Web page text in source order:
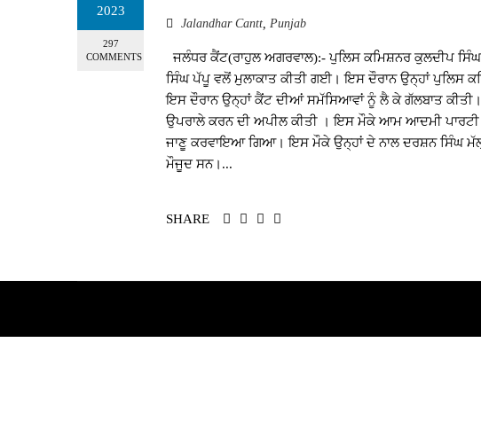
2023
297
COMMENTS
Jalandhar Cantt, Punjab
ਜਲੰਧਰ ਕੈਂਟ(ਰਾਹੁਲ ਅਗਰਵਾਲ):- ਪੁਲਿਸ ਕਮਿਸ਼ਨਰ ਕੁਲਦੀਪ
ਸਿੰਘ ਪੱਪੂ ਵਲੋਂ ਮੁਲਾਕਾਤ ਕੀਤੀ ਗਈ। ਇਸ ਦੌਰਾਨ ਉਨ੍ਹਾਂ ਪੁਲਿਸ
ਇਸ ਦੌਰਾਨ ਉਨ੍ਹਾਂ ਕੈਂਟ ਦੀਆਂ ਸਮੱਸਿਆਵਾਂ ਨੂੰ ਲੈ ਕੇ ਗੱਲਬਾਤ
ਉਪਰਾਲੇ ਕਰਨ ਦੀ ਅਪੀਲ ਕੀਤੀ । ਇਸ ਮੌਕੇ ਆਮ ਆਦਮੀ
ਜਾਣੂ ਕਰਵਾਇਆ ਗਿਆ। ਇਸ ਮੌਕੇ ਉਨ੍ਹਾਂ ਦੇ ਨਾਲ ਦਰਸ਼ਨ ਸਿੰਘ
ਮੌਜੂਦ ਸਨ।...
SHARE